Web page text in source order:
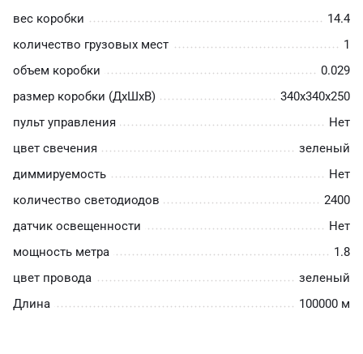
вес коробки
14.4
количество грузовых мест
1
объем коробки
0.029
размер коробки (ДхШхВ)
340х340х250
пульт управления
Нет
цвет свечения
зеленый
диммируемость
Нет
количество светодиодов
2400
датчик освещенности
Нет
мощность метра
1.8
цвет провода
зеленый
Длина
100000 м